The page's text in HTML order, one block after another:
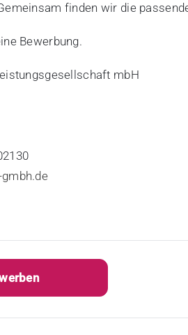
finden wir die
Bewerbung.
mbH